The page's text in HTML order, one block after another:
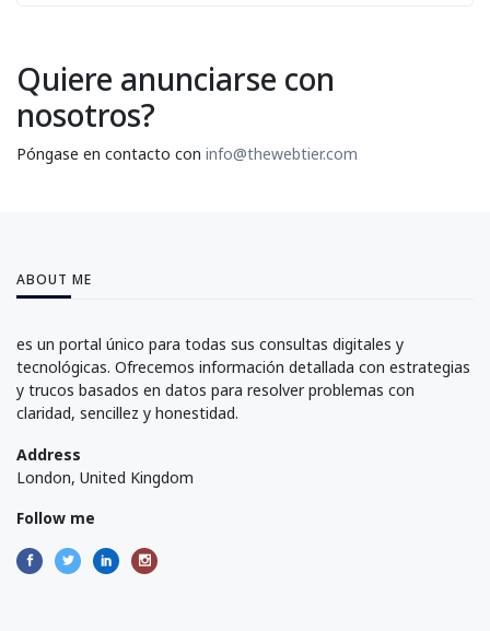
Quiere anunciarse con
nosotros?
Póngase en contacto con info@thewebtier.com
ABOUT ME
es un portal único para todas sus consultas digitales y
tecnológicas. Ofrecemos información detallada con estrategias
y trucos basados en datos para resolver problemas con
claridad, sencillez y honestidad.
Address
London, United Kingdom
Follow me